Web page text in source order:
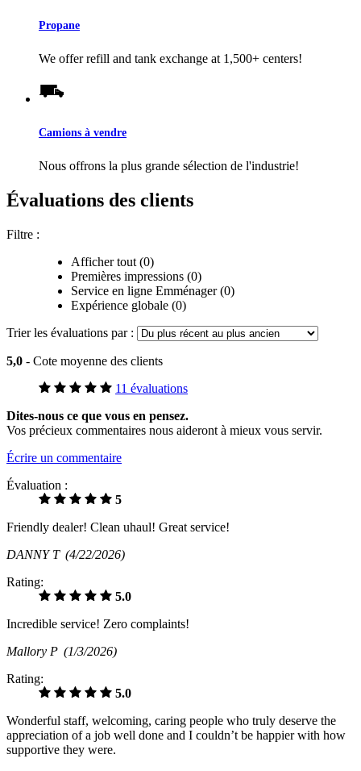
Propane
We offer refill and tank exchange at 1,500+ centers!
Camions à vendre
Nous offrons la plus grande sélection de l'industrie!
Évaluations des clients
Filtre :
Afficher tout (0)
Premières impressions (0)
Service en ligne Emménager (0)
Expérience globale (0)
Trier les évaluations par :
5,0 - Cote moyenne des clients
11 évaluations
Dites-nous ce que vous en pensez.
Vos précieux commentaires nous aideront à mieux vous servir.
Écrire un commentaire
Évaluation :
5
Friendly dealer! Clean uhaul! Great service!
DANNY T (4/22/2026)
Rating:
5.0
Incredible service! Zero complaints!
Mallory P (1/3/2026)
Rating:
5.0
Wonderful staff, welcoming, caring people who truly deserve the
appreciation of a job well done and I couldn’t be happier with how
supportive they were.